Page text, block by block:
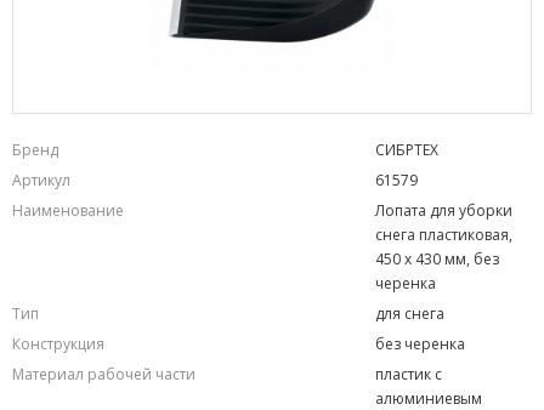
Бренд
СИБРТЕХ
Артикул
61579
Наименование
Лопата для уборки
снега пластиковая,
450 х 430 мм, без
черенка
Тип
для снега
Конструкция
без черенка
Материал рабочей части
пластик с
алюминиевым